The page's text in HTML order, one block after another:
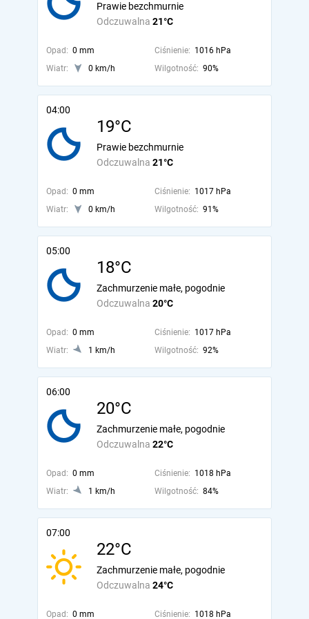
Odczuwalna 21°C
Prawie bezchmurnie
Opad: 0 mm Ciśnienie: 1016 hPa
Wiatr:
0 km/h Wilgotność: 90%
04:00
19°C
Odczuwalna 21°C
Prawie bezchmurnie
Opad: 0 mm Ciśnienie: 1017 hPa
Wiatr:
0 km/h Wilgotność: 91%
05:00
18°C
Odczuwalna 20°C
Zachmurzenie małe, pogodnie
Opad: 0 mm Ciśnienie: 1017 hPa
Wiatr:
1 km/h Wilgotność: 92%
06:00
20°C
Odczuwalna 22°C
Zachmurzenie małe, pogodnie
Opad: 0 mm Ciśnienie: 1018 hPa
Wiatr:
1 km/h Wilgotność: 84%
07:00
22°C
Odczuwalna 24°C
Zachmurzenie małe, pogodnie
Opad: 0 mm Ciśnienie: 1018 hPa